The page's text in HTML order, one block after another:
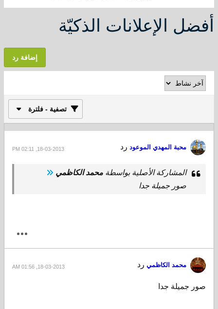
أفضل الإعلانات الذكيّة
إضافة رد
تصفية - فلترة
محبة المهدي الموعود رد 18-03-2013, 02:11 PM
المشاركة الأصلية بواسطة محمد الكاظمي
صور جميلة جدا
محمد الكاظمي رد 18-03-2013, 01:56 AM
صور جميلة جدا